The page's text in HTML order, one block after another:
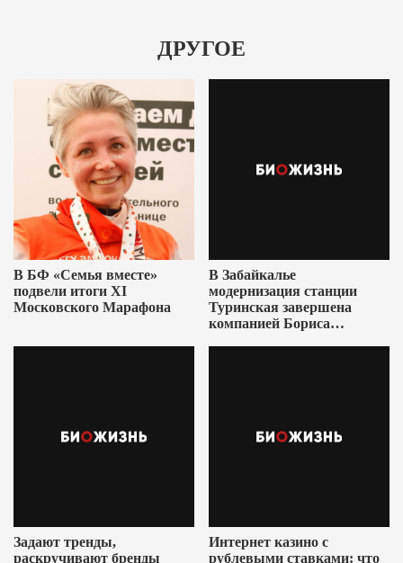
ДРУГОЕ
В БФ «Семья вместе»
подвели итоги XI
Московского Марафона
В Забайкалье
модернизация станции
Туринская завершена
компанией Бориса
Задают тренды,
раскручивают бренды
Интернет казино с
рублевыми ставками: что